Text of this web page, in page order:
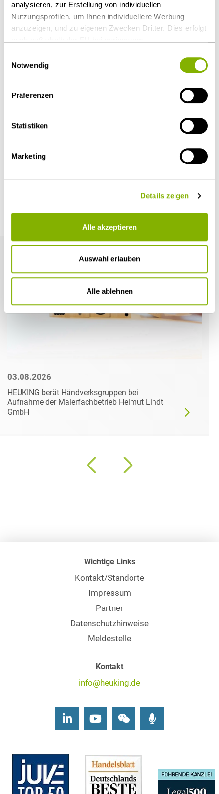
analysieren, zur Erstellung von individuellen
Nutzungsprofilen, um Ihnen individuellere Werbung
anzuzeigen, und zu eigenen Zwecken Dritter. Dies erfolgt
Regelungen das Risiko des staatlichen Zugriffs &
auszuschließen ist. Sie können Ihre Einwilligung jederzeit
über dieCookie-Einstellungen
widerrufen oder ändern.
Notwendig
Präferenzen
Statistiken
Marketing
Details zeigen
Alle akzeptieren
Auswahl erlauben
Alle ablehnen
Vergabesenat bescheinigte der Stadt Krefeld: Das
Vergabeverfahren wurde vorbildlich geführt. Der
werden.
Weitere Artikel
03.08.2026
HEUKING berät Håndverksgruppen bei
Aufnahme der Malerfachbetrieb Helmut Lindt
GmbH
Wichtige Links
Kontakt/Standorte
Impressum
Partner
Datenschutzhinweise
Meldestelle
Kontakt
info@heuking.de
LinkedInYoutubeWechat